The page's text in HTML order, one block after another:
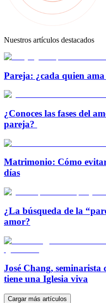
Nuestros artículos destacados
Pareja: ¿cada quien
¿Conoces las fases del
pareja?
Matrimonio: Cómo
días
¿La búsqueda de la
amor?
José Chang,
tiene una Iglesia viva
Cargar más artículos